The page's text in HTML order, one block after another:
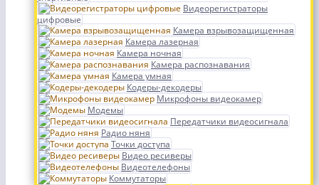
Видеорегистраторы
цифровые
Камера взрывозащищенная
Камера лазерная
Камера ночная
Камера распознавания
Камера умная
Кодеры-декодеры
Микрофоны видеокамер
Модемы
Передатчики видеосигнала
Радио няня
Точки доступа
Видео ресиверы
Видеотелефоны
Коммутаторы